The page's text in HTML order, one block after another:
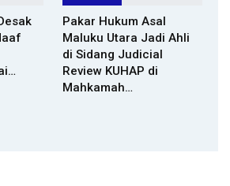
Pakar Hukum Asal
Maluku Utara Jadi Ahli
di Sidang Judicial
Review KUHAP di
Mahkamah…